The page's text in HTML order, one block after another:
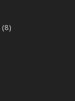
(8)